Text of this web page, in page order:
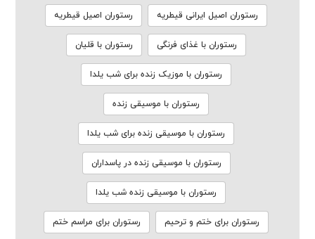
رستوران اصیل ایرانی قیطریه رستوران اصیل قیطریه
رستوران با غذای فرنگی رستوران با قلیان
رستوران با موزیک زنده برای شب یلدا
رستوران با موسیقی زنده
رستوران با موسیقی زنده برای شب یلدا
رستوران با موسیقی زنده در پاسداران
رستوران با موسیقی زنده شب یلدا
رستوران برای ختم و ترحیم رستوران برای مراسم ختم